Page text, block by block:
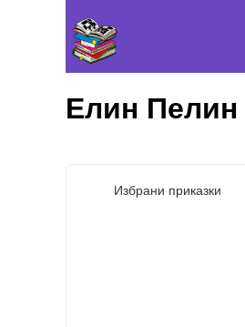
Елин Пелин
Избрани приказки